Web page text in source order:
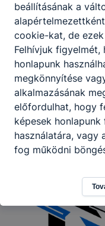
beállításának a
cookie-kat, de
Felhívjuk
honlapunk
megkönnyítése
alkalmazásának
előfordulhat, hogy
képesek
használatára, vagy
fog működni